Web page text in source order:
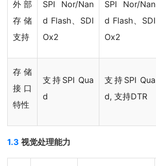
外部
存储
支持
SPI Nor/Nan
d Flash、SDI
Ox2
SPI Nor/Nan
d Flash、SDI
Ox2
存储
接口
特性
支持SPI Qua
d
支持SPI Qua
d, 支持DTR
1.3视觉处理能力